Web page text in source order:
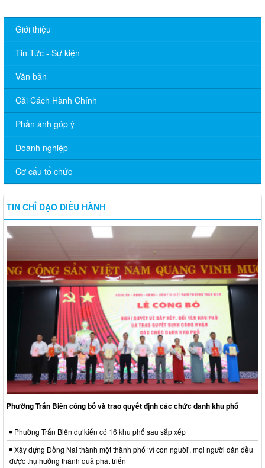
Giới thiệu
Tin Tức - Sự kiện
Văn bản
Cải Cách Hành Chính
Phản ánh góp ý
Doanh nghiệp
Cơ cấu tổ chức
TIN CHỈ ĐẠO ĐIỀU HÀNH
Phường Trấn Biên công bố và trao quyết định các chức danh khu phố
Phường Trấn Biên dự kiến có 16 khu phố sau sắp xếp
Xây dựng Đồng Nai thành một thành phố ‘vì con người’, mọi người dân đều
được thụ hưởng thành quả phát triển